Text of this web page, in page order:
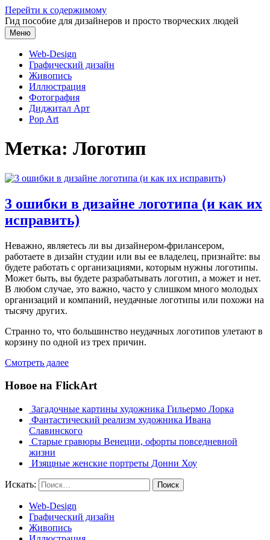
Перейти к содержимому
Гид пособие для дизайнеров и просто творческих людей
Меню
Web-Design
Графический дизайн
Живопись
Иллюстрация
Фотография
Диджитал Арт
Pop Art
Метка: Логотип
3 ошибки в дизайне логотипа (и как их
исправить)
Неважно, являетесь ли вы дизайнером-фрилансером,
работаете в дизайн студии или вы ее владелец, признайте: вы
будете работать с организациями, которым нужны логотипы.
Может быть, вы будете разрабатывать логотип, а может и нет.
В любом случае, это важно, часто у слишком много молодых
организаций и компаний, неудачные логотипы или похожи на
тысячу других.
Странно то, что большинство неудачных логотипов улетают в
корзину по одной из трех причин.
Смотреть далее
Новое на FlickArt
Загадочные картины художника Гильермо Лорка
Фантастический реализм художника Ивана
Славинского
Старые гравюры Венеции, офорты повседневной
жизни
Изящные женские портреты Донни Хоу
Искать: Поиск
Web-Design
Графический дизайн
Живопись